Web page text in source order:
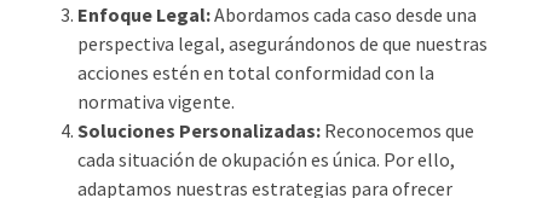
Enfoque Legal:Abordamos cada caso desde una
perspectiva legal, asegurándonos de que nuestras
acciones estén en total conformidad con la
normativa vigente.
Soluciones Personalizadas: Reconocemos que
cada situación de okupación es única. Por ello,
adaptamos nuestras estrategias para ofrecer